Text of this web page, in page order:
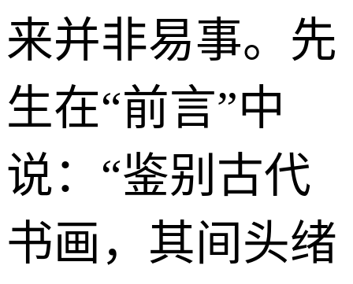
来并非易事。先
生在“前言”中
说：“鉴别古代
书画，其间头绪